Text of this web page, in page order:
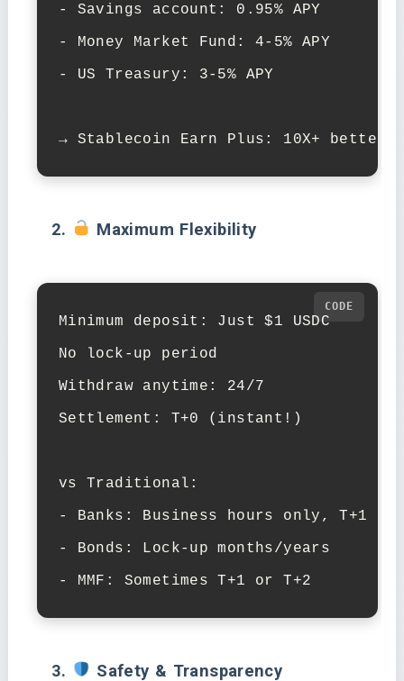
- Savings account: 0.95% APY
- Money Market Fund: 4-5% APY
- US Treasury: 3-5% APY
→ Stablecoin Earn Plus: 10X+ better
2. Maximum Flexibility
Minimum deposit: Just $1 USDC
No lock-up period
Withdraw anytime: 24/7
Settlement: T+0 (instant!)
vs Traditional:
- Banks: Business hours only, T+1
- Bonds: Lock-up months/years
- MMF: Sometimes T+1 or T+2
3. Safety & Transparency